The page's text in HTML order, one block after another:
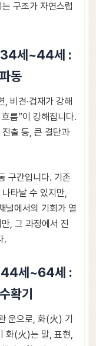
구조가 자연스럽
세~44세 :
동
비견·겁재가 강해
름”이 강해집니다.
출 등, 큰 결단과
구간입니다. 기존
타날 수 있지만,
널에서의 기회가 열
, 그 과정에서 진
.
세~64세 :
확기
운으로, 화(火) 기
화(火)는 말, 표현,